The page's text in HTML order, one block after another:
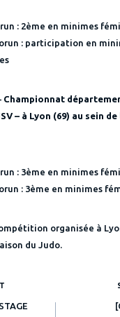
: 2ème en minimes
: participation en
Championnat
– à Lyon (69) au sein
: 3ème en minimes
: 3ème en minimes
organisée à
du Judo.